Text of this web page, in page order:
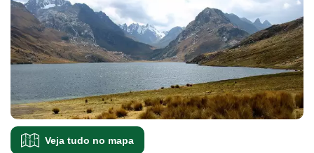
Veja tudo no mapa